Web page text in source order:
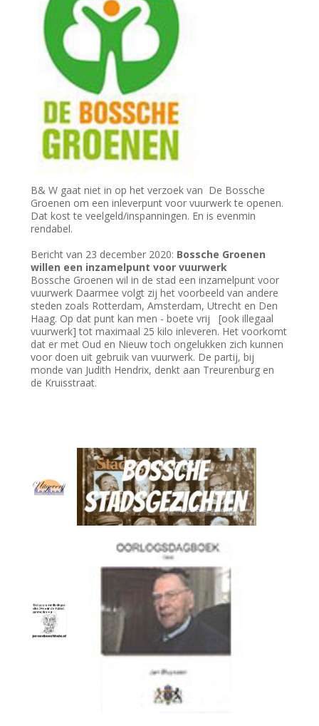
B& W gaat niet in op het verzoek van De Bossche
Groenen om een inleverpunt voor vuurwerk te openen.
Dat kost te veelgeld/inspanningen. En is evenmin
rendabel.
Bericht van 23 december 2020: Bossche Groenen
willen een inzamelpunt voor vuurwerk
Bossche Groenen wil in de stad een inzamelpunt voor
vuurwerk Daarmee volgt zij het voorbeeld van andere
steden zoals Rotterdam, Amsterdam, Utrecht en Den
Haag. Op dat punt kan men - boete vrij [ook illegaal
vuurwerk] tot maximaal 25 kilo inleveren. Het voorkomt
dat er met Oud en Nieuw toch ongelukken zich kunnen
voor doen uit gebruik van vuurwerk. De partij, bij
monde van Judith Hendrix, denkt aan Treurenburg en
de Kruisstraat.